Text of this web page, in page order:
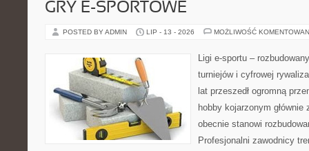
GRY E-SPORTOWE
POSTED BY ADMIN LIP - 13 - 2026 MOŻLIWOŚĆ
Ligi e-sportu –
turniejów i cyfrowej
lat przeszedł ogromną
hobby kojarzonym
obecnie stanowi
Profesjonalni zawodnicy